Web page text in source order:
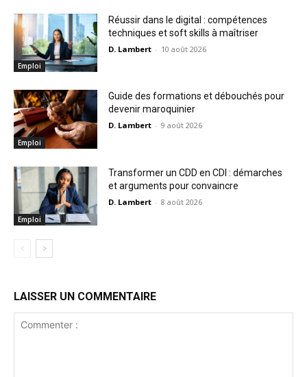
Emploi
Réussir dans le digital : compétences
techniques et soft skills à maîtriser
D. Lambert - 10 août 2026
Emploi
Guide des formations et débouchés pour
devenir maroquinier
D. Lambert - 9 août 2026
Emploi
Transformer un CDD en CDI : démarches
et arguments pour convaincre
D. Lambert - 8 août 2026
LAISSER UN COMMENTAIRE